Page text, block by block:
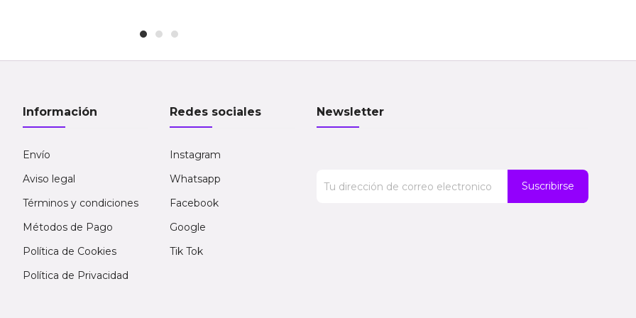
Información
Envío
Aviso legal
Términos y condiciones
Métodos de Pago
Política de Cookies
Política de Privacidad
Redes sociales
Instagram
Whatsapp
Facebook
Google
Tik Tok
Newsletter